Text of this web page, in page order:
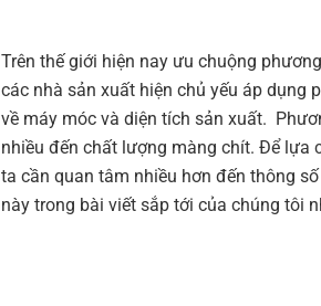
Trên thế giới hiện nay ưu chuộng
các nhà sản xuất hiện chủ yếu áp dụng
về máy móc và diện tích sản xuất.
nhiều đến chất lượng màng chít. Để lựa
ta cần quan tâm nhiều hơn đến thông
này trong bài viết sắp tới của chúng tôi